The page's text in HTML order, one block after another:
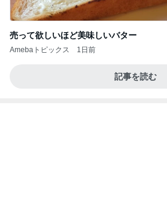
売って欲しいほど美味しいバター
Amebaトピックス 1日前
記事を読む